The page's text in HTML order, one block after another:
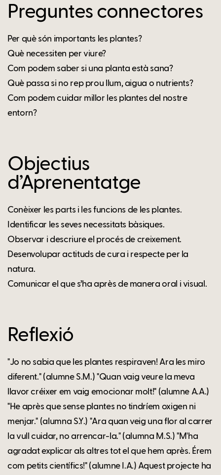
Preguntes connectores
Per què són importants les plantes?
Què necessiten per viure?
Com podem saber si una planta està sana?
Què passa si no rep prou llum, aigua o nutrients?
Com podem cuidar millor les plantes del nostre
entorn?
Objectius
d’Aprenentatge
Conèixer les parts i les funcions de les plantes.
Identificar les seves necessitats bàsiques.
Observar i descriure el procés de creixement.
Desenvolupar actituds de cura i respecte per la
natura.
Comunicar el que s’ha après de manera oral i visual.
Reflexió
"Jo no sabia que les plantes respiraven! Ara les miro
diferent." (alumne S.M.) "Quan vaig veure la meva
llavor créixer em vaig emocionar molt!" (alumne A.A.)
"He après que sense plantes no tindríem oxigen ni
menjar." (alumna S.Y.) "Ara quan veig una flor al carrer
la vull cuidar, no arrencar-la." (alumna M.S.) "M'ha
agradat explicar als altres tot el que hem après. Érem
com petits científics!" (alumne I.A.) Aquest projecte ha